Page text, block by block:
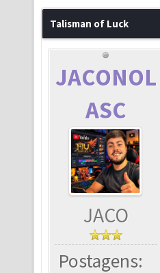
Talisman of Luck
JACONOL
ASC
JACO
Postagens: